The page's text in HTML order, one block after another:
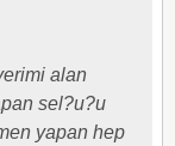
alan
sel?u?u
yapan hep